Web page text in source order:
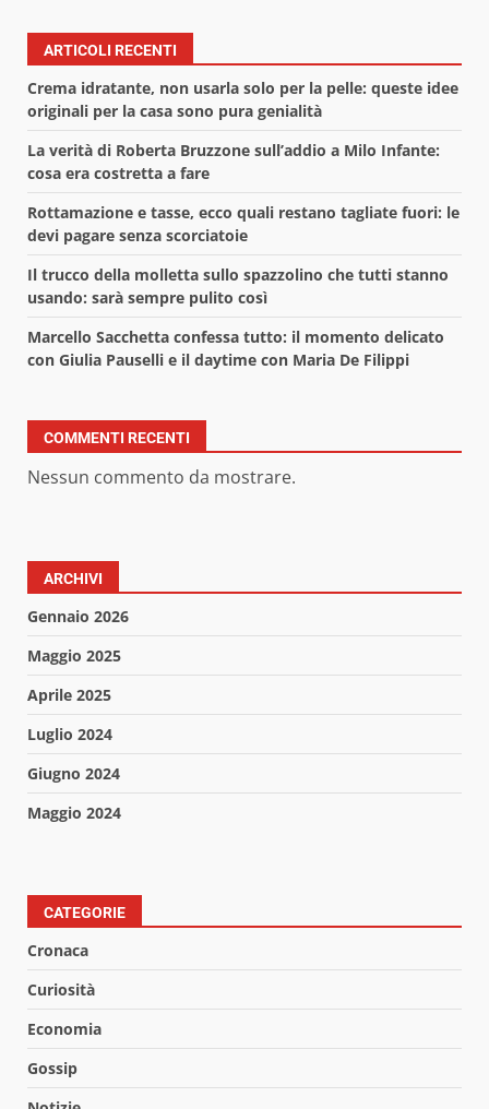
ARTICOLI RECENTI
Crema idratante, non usarla solo per la pelle: queste idee
originali per la casa sono pura genialità
La verità di Roberta Bruzzone sull’addio a Milo Infante:
cosa era costretta a fare
Rottamazione e tasse, ecco quali restano tagliate fuori: le
devi pagare senza scorciatoie
Il trucco della molletta sullo spazzolino che tutti stanno
usando: sarà sempre pulito così
Marcello Sacchetta confessa tutto: il momento delicato
con Giulia Pauselli e il daytime con Maria De Filippi
COMMENTI RECENTI
Nessun commento da mostrare.
ARCHIVI
Gennaio 2026
Maggio 2025
Aprile 2025
Luglio 2024
Giugno 2024
Maggio 2024
CATEGORIE
Cronaca
Curiosità
Economia
Gossip